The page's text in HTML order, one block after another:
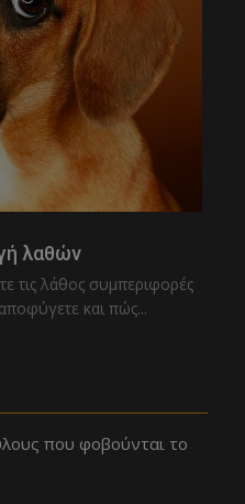
λαθών
τις λάθος συμπεριφορές
και πώς...
που φοβούνται το